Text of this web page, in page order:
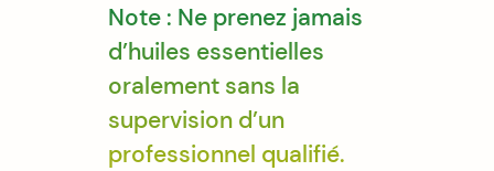
Note : Ne prenez jamais
d’huiles essentielles
oralement sans la
supervision d’un
professionnel qualifié.